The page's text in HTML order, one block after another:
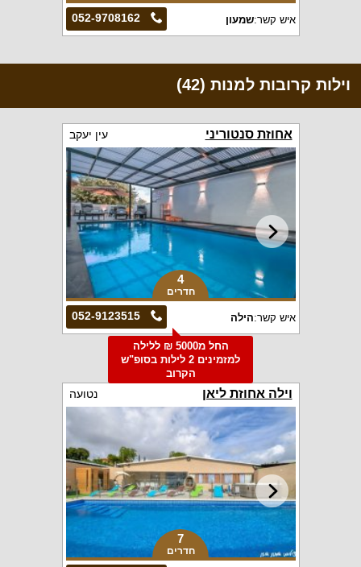
052-9708162 איש קשר:שמעון
וילות קרובות למנות (42)
אחוזת סנטוריני עין יעקב
4
חדרים
052-9123515 איש קשר:הילה
החל מ5000 ₪ ללילה
למזמינים 2 לילות בסופ"ש
הקרוב
וילה אחוזת ליאן נטועה
7
חדרים